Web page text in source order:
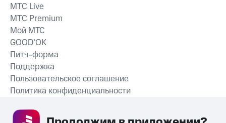
СКАЧАТЬ ПРИЛОЖЕНИЕ
MTС Live
MTС Premium
Мой МТС
GOOD’OK
Питч-форма
Поддержка
Пользовательское соглашение
Политика конфиденциальности